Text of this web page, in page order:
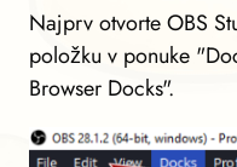
Najprv otvorte OBS
položku v ponuke
Browser Docks".